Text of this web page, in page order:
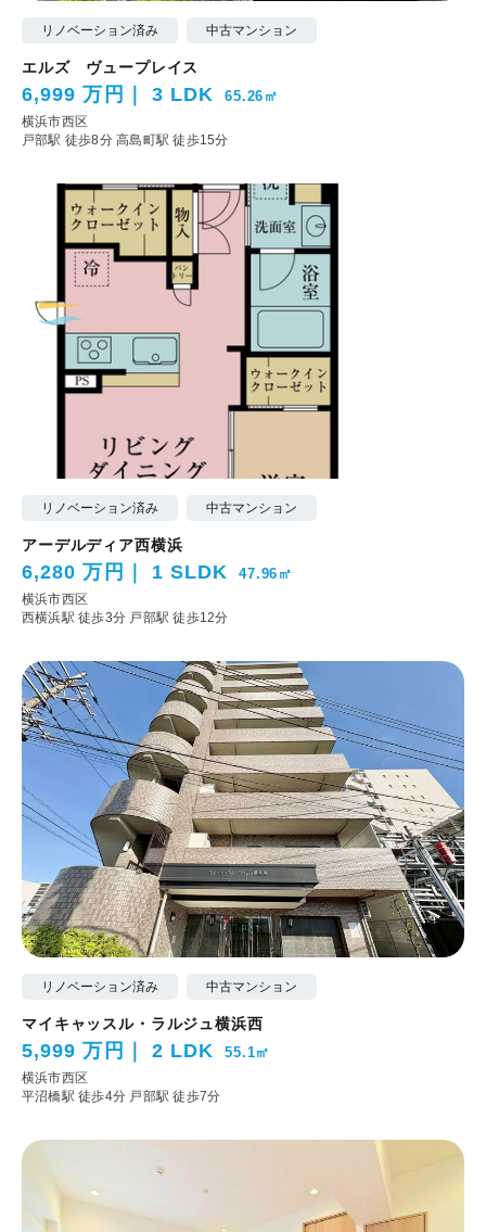
リノベーション済み 中古マンション
エルズ ヴュープレイス
6,999 万円 3 LDK 65.26㎡
横浜市西区
戸部駅 徒歩8分高島町駅 徒歩15分
リノベーション済み 中古マンション
アーデルディア西横浜
6,280 万円 1 SLDK 47.96㎡
横浜市西区
西横浜駅 徒歩3分 戸部駅 徒歩12分
リノベーション済み 中古マンション
マイキャッスル・ラルジュ横浜西
5,999 万円 2 LDK 55.1㎡
横浜市西区
平沼橋駅 徒歩4分 戸部駅 徒歩7分